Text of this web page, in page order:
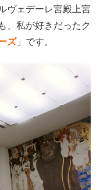
ヴェデーレ宮殿上宮
、私が好きだったク
ズ 」です。